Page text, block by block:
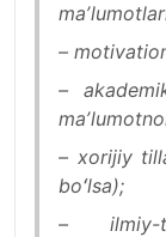
–
–
– xorijiy
boʻlsa);
– ilmiy-